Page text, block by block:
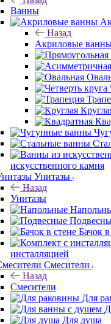
Ванны
Назад
Акриловые
искусственного камня
Унитазы
Назад
Унитазы
Бачок
инсталляцией
Смесители
Назад
Смесители
Для
Для душа